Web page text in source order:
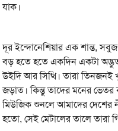
যাক।
দূর ইন্দোনেশিয়ার এক শান্ত, সবুজ
বড় হতে হতে একদিন একটা অদ্ভুত
উইদি আর সিত্থি। তারা তিনজনই
জড়াত। কিন্তু তাদের মনের
মিউজিক শুনলে আমাদের দেশের
হতো, সেই মেটালের তালে তারা